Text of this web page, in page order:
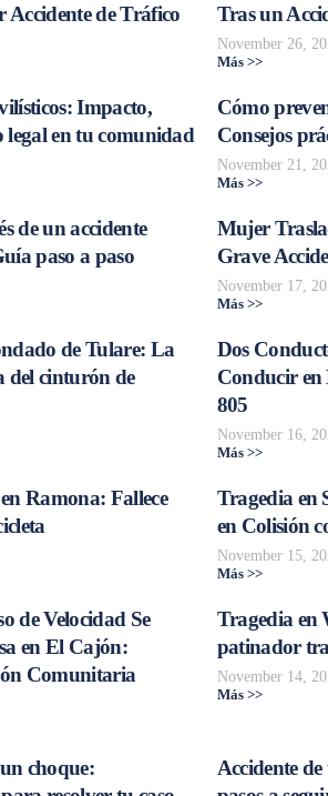
de Tráfico
Tras un
November 26,
Más >>
Impacto,
legal en tu comunidad
Cómo
Consejos
November 21,
Más >>
de un accidente
paso a paso
Mujer
Grave
November 17,
Más >>
de Tulare: La
del cinturón de
Dos
Conducir
805
November 16,
Más >>
Ramona: Fallece
Tragedia en
en Colisión
November 15,
Más >>
de Velocidad Se
en El Cajón:
Comunitaria
Tragedia en
patinador
November 14,
Más >>
choque:
Accidente